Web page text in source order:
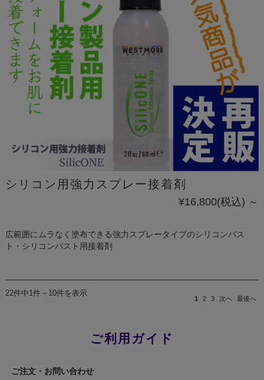
シリコン用強力スプレー接着剤
¥16,800(税込) ～
広範囲にムラなく塗布できる強力スプレータイプのシリコンバス
ト・シリコンバスト用接着剤
22件中1件～10件を表示
1 2 3 次へ 最後へ
ご利用ガイド
ご注文・お問い合わせ